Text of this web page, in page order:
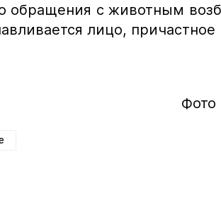
обращения с животным
лицо,
Фото